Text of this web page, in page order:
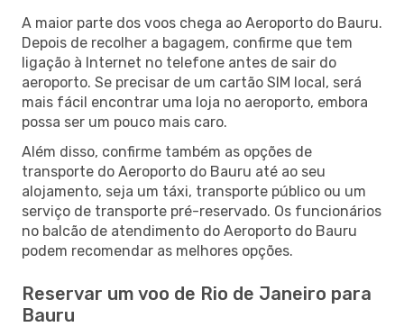
A maior parte dos voos chega ao Aeroporto do Bauru.
Depois de recolher a bagagem, confirme que tem
ligação à Internet no telefone antes de sair do
aeroporto. Se precisar de um cartão SIM local, será
mais fácil encontrar uma loja no aeroporto, embora
possa ser um pouco mais caro.
Além disso, confirme também as opções de
transporte do Aeroporto do Bauru até ao seu
alojamento, seja um táxi, transporte público ou um
serviço de transporte pré-reservado. Os funcionários
no balcão de atendimento do Aeroporto do Bauru
podem recomendar as melhores opções.
Reservar um voo de Rio de Janeiro para
Bauru